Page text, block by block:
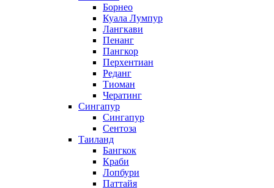
Борнео
Куала Лумпур
Лангкави
Пенанг
Пангкор
Перхентиан
Реданг
Тиоман
Чератинг
Сингапур
Сингапур
Сентоза
Таиланд
Бангкок
Краби
Лопбури
Паттайя